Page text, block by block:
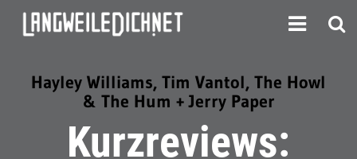
Hayley Williams, Tim Vantol, The Howl
& The Hum + Jerry Paper
Kurzreviews: